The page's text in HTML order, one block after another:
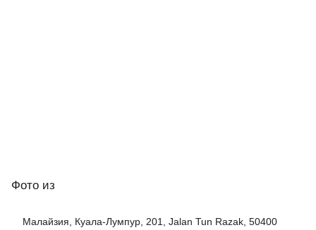
Фото из
Малайзия, Куала-Лумпур, 201, Jalan Tun Razak, 50400